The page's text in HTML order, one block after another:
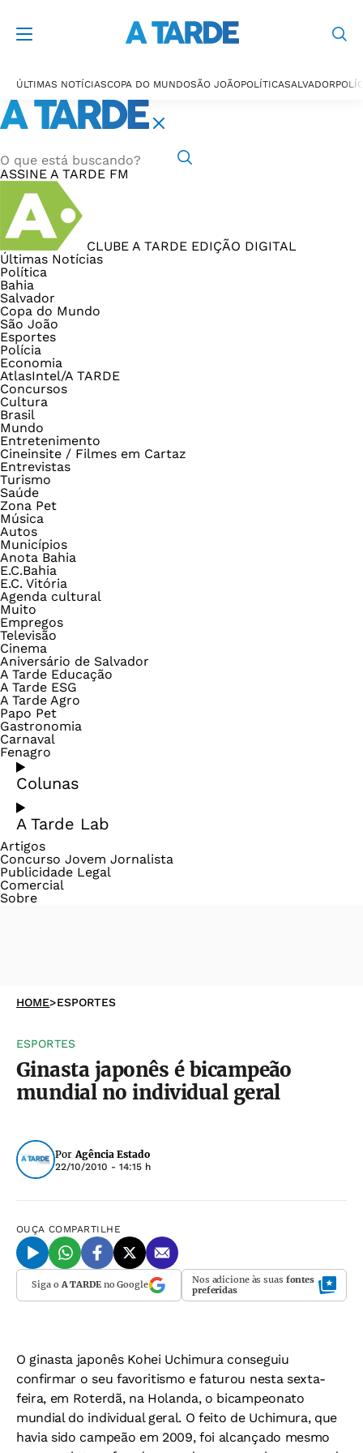
ÚLTIMAS NOTÍCIASCOPA DO MUNDOSÃO JOÃOPOLÍTICASALVADOR
ASSINE A TARDE FM
CLUBE A TARDE EDIÇÃO DIGITAL
Últimas Notícias
Política
Bahia
Salvador
Copa do Mundo
São João
Esportes
Polícia
Economia
AtlasIntel/A TARDE
Concursos
Cultura
Brasil
Mundo
Entretenimento
Cineinsite / Filmes em Cartaz
Entrevistas
Turismo
Saúde
Zona Pet
Música
Autos
Municípios
Anota Bahia
E.C.Bahia
E.C. Vitória
Agenda cultural
Muito
Empregos
Televisão
Cinema
Aniversário de Salvador
A Tarde Educação
A Tarde ESG
A Tarde Agro
Papo Pet
Gastronomia
Carnaval
Fenagro
Colunas
A Tarde Lab
Artigos
Concurso Jovem Jornalista
Publicidade Legal
Comercial
Sobre
HOME>ESPORTES
ESPORTES
Ginasta japonês é bicampeão
mundial no individual geral
Por Agência Estado
22/10/2010 - 14:15 h
OUÇA COMPARTILHE
Siga oA TARDEno Google Nos adicione às suas fontes
preferidas
O ginasta japonês Kohei Uchimura conseguiu
confirmar o seu favoritismo e faturou nesta sexta-
feira, em Roterdã, na Holanda, o bicampeonato
mundial do individual geral. O feito de Uchimura, que
havia sido campeão em 2009, foi alcançado mesmo